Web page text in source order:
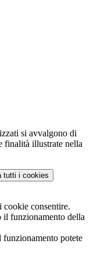
si avvalgono di
finalità illustrate nella
tutti i cookies
cookie consentire.
il funzionamento della
funzionamento potete